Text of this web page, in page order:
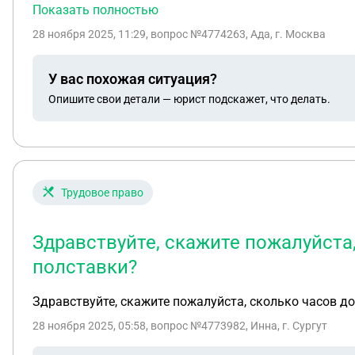
паспорт, где я показала что 2001. Думаю она
Показать полностью
28 ноября 2025, 11:29, вопрос №4774263, Ада, г. Москва
У вас похожая ситуация?
Опишите свои детали — юрист подскажет, что делать.
Трудовое право
Здравствуйте, скажите
полставки?
Здравствуйте, скажите пожалуйста, сколько часов
28 ноября 2025, 05:58, вопрос №4773982, Инна, г. Сургут